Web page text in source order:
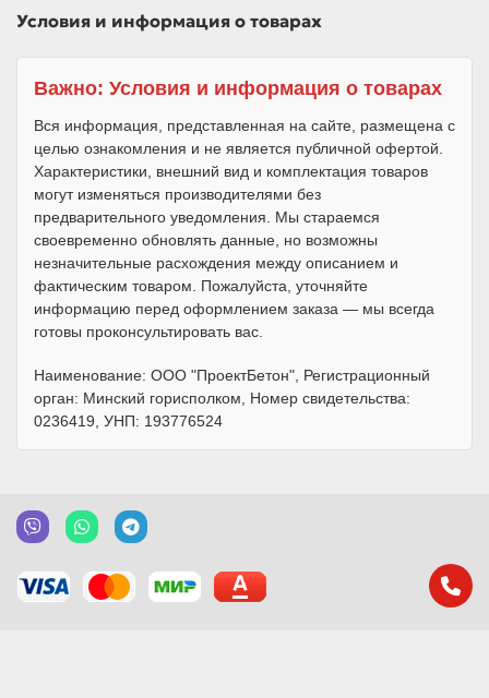
Условия и информация о товарах
Важно: Условия и информация о товарах
Вся информация, представленная на сайте, размещена с
целью ознакомления и не является публичной офертой.
Характеристики, внешний вид и комплектация товаров
могут изменяться производителями без
предварительного уведомления. Мы стараемся
своевременно обновлять данные, но возможны
незначительные расхождения между описанием и
фактическим товаром. Пожалуйста, уточняйте
информацию перед оформлением заказа — мы всегда
готовы проконсультировать вас.
Наименование: ООО "ПроектБетон", Регистрационный
орган: Минский горисполком, Номер свидетельства:
0236419, УНП: 193776524